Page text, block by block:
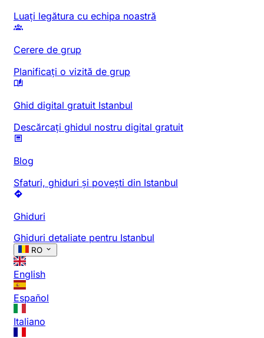
Luați legătura cu echipa noastră
Cerere de grup
Planificați o vizită de grup
Ghid digital gratuit Istanbul
Descărcați ghidul nostru digital gratuit
Blog
Sfaturi, ghiduri și povești din Istanbul
Ghiduri
Ghiduri detaliate pentru Istanbul
RO
English
Español
Italiano